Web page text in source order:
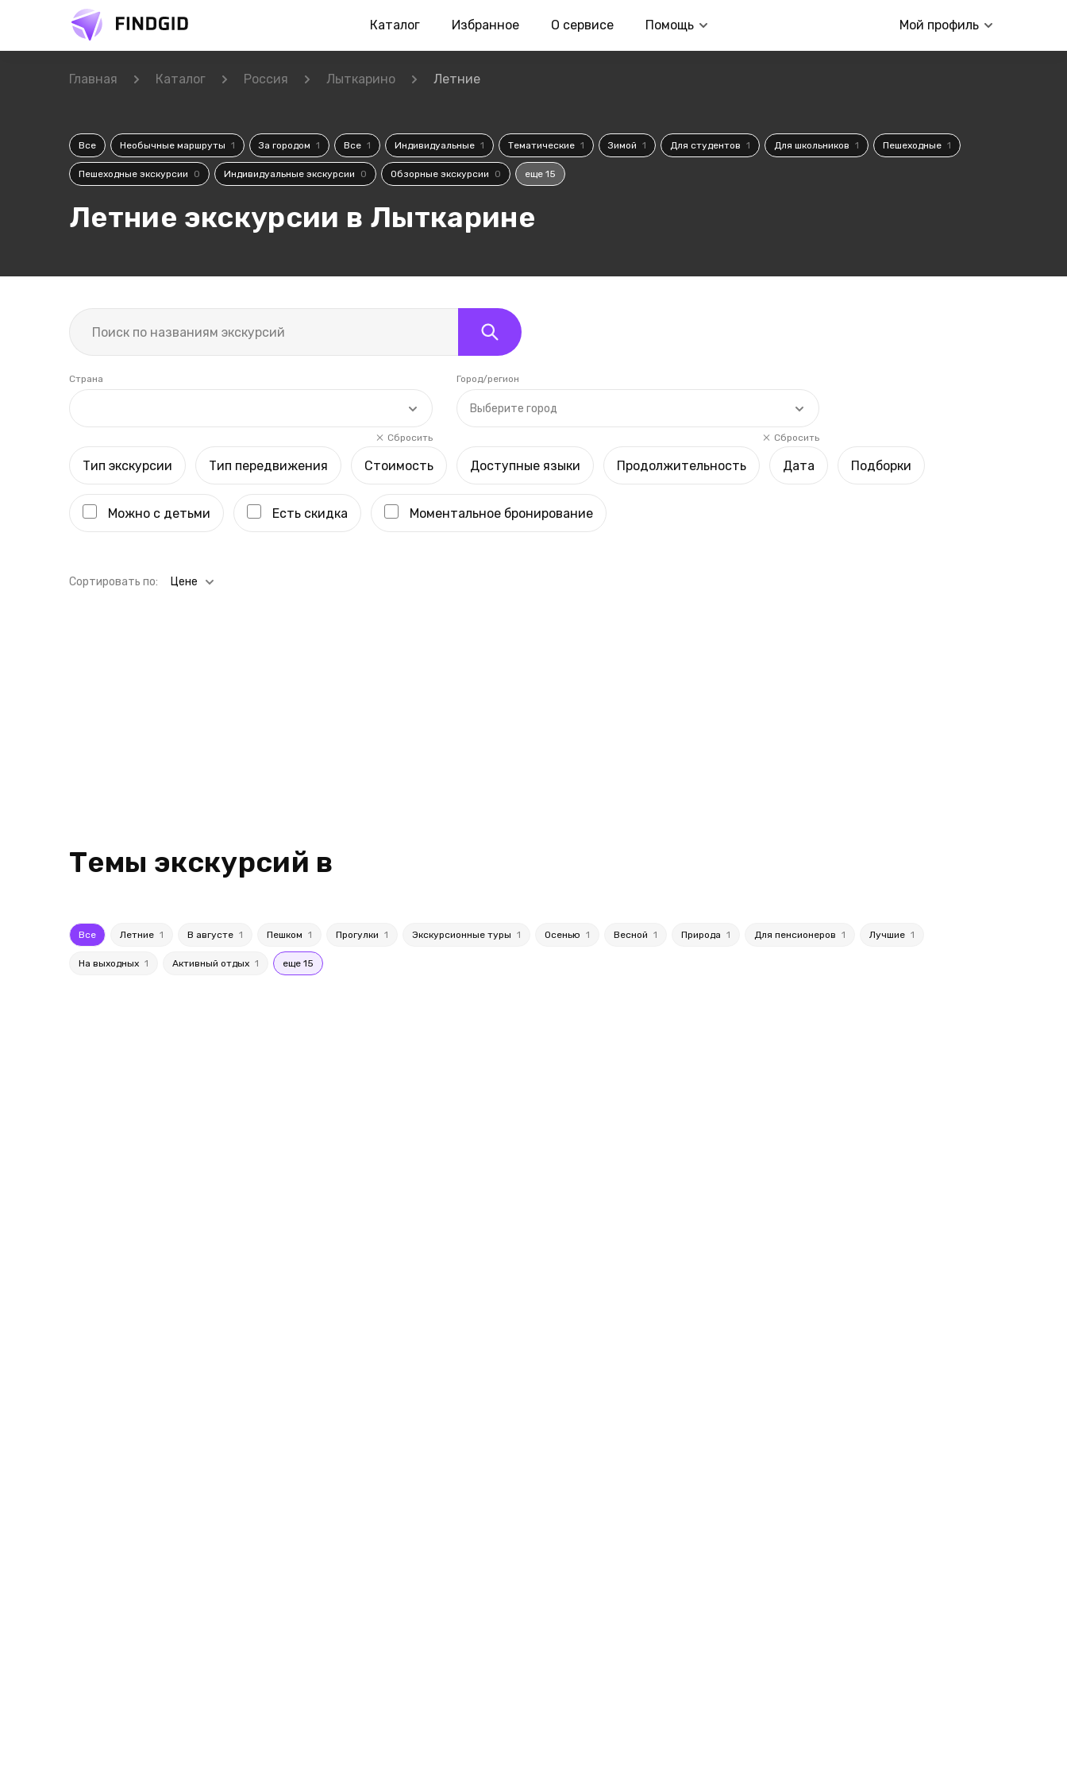
Каталог Избранное О сервисе Помощь Мой профиль
Главная Каталог Россия Лыткарино Летние
Все Необычные маршруты 1 За городом 1 Все 1 Индивидуальные 1 Тематические 1 Зимой 1 Для студентов 1 Для школьников 1 Пешеходные 1
Пешеходные экскурсии 0 Индивидуальные экскурсии 0 Обзорные экскурсии 0 еще 15
Летние экскурсии в Лыткарине
Страна
Сбросить
Выберите город
Город/регион
Сбросить
Тип экскурсии Тип передвижения Стоимость Доступные языки Продолжительность Дата Подборки
Можно с детьми Есть скидка Моментальное бронирование
Cортировать по: Цене
Темы экскурсий в
Все Летние 1 В августе 1 Пешком 1 Прогулки 1 Экскурсионные туры 1 Осенью 1 Весной 1 Природа 1 Для пенсионеров 1 Лучшие 1
На выходных 1 Активный отдых 1 еще 15